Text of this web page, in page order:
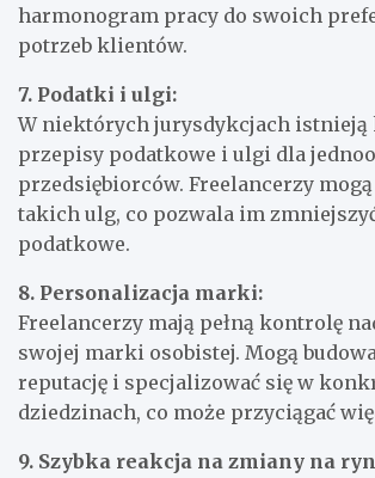
harmonogram pracy do swoich
potrzeb klientów.
7. Podatki i ulgi:
W niektórych jurysdykcjach istnieją
przepisy podatkowe i ulgi dla
przedsiębiorców. Freelancerzy
takich ulg, co pozwala im
podatkowe.
8. Personalizacja marki:
Freelancerzy mają pełną kontrolę
swojej marki osobistej. Mogą
reputację i specjalizować się w
dziedzinach, co może przyciągać
9. Szybka reakcja na zmiany na